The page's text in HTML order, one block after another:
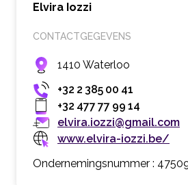
Elvira Iozzi
CONTACTGEGEVENS
1410 Waterloo
+32 2 385 00 41
+32 477 77 99 14
elvira.iozzi@gmail.com
www.elvira-iozzi.be/
Ondernemingsnummer :